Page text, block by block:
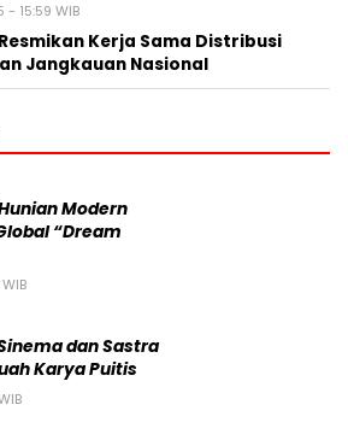
15:59 WIB
Resmikan Kerja Sama Distribusi
Jangkauan Nasional
Modern
“Dream
dan Sastra
Karya Puitis